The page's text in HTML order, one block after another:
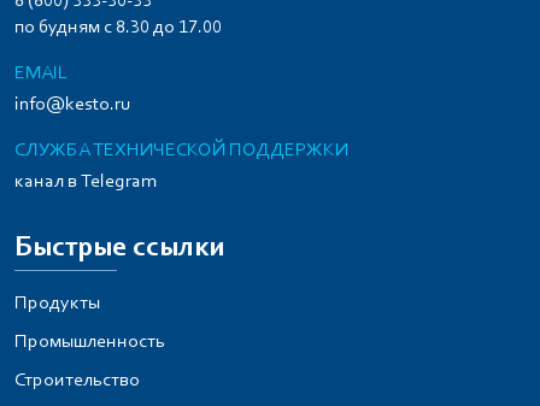
по будням с 8.30 до 17.00
EMAIL
info@kesto.ru
СЛУЖБА ТЕХНИЧЕСКОЙ ПОДДЕРЖКИ
канал в Telegram
Быстрые ссылки
Продукты
Промышленность
Строительство